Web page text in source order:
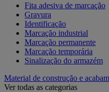
Fita adesiva de marcação
Gravura
Identificação
Marcação industrial
Marcação permanente
Marcação temporária
Sinalização do armazém
Material de construção e
Ver todas as categorias